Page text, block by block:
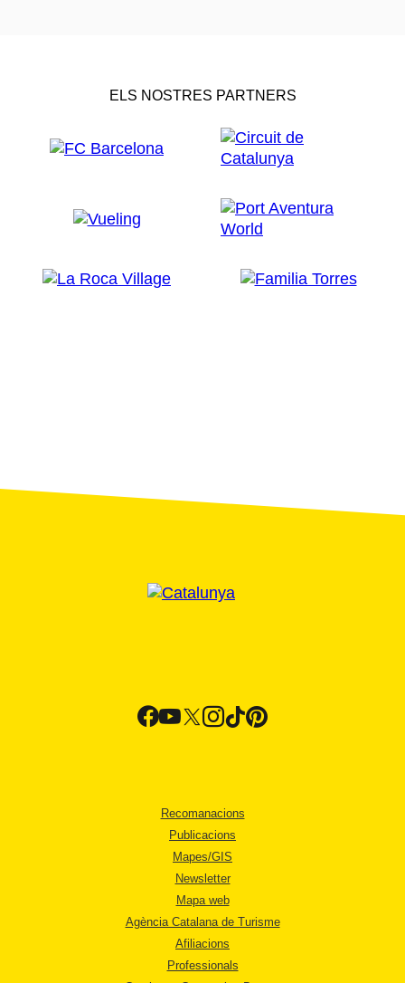
ELS NOSTRES PARTNERS
Recomanacions
Publicacions
Mapes/GIS
Newsletter
Mapa web
Agència Catalana de Turisme
Afiliacions
Professionals